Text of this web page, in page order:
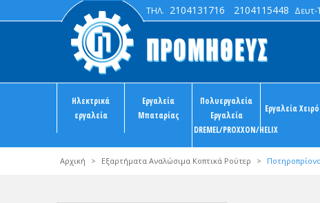
ΤΗΛ. 2104131716 2104115448 Δευτ-
Ηλεκτρικά
εργαλεία
Εργαλεία
Μπαταρίας
Πολυεργαλεία
Εργαλεία
DREMEL/PROXXON/HELIX
Εργαλεία
Αρχική > Εξαρτήματα Αναλώσιμα Κοπτικά Ρούτερ >